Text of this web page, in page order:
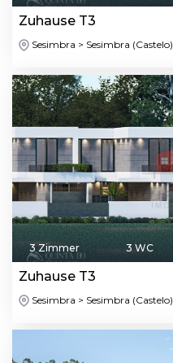
Zuhause T3
Sesimbra > Sesimbra (Castelo)
3 Zimmer 3 WC
Zuhause T3
Sesimbra > Sesimbra (Castelo)